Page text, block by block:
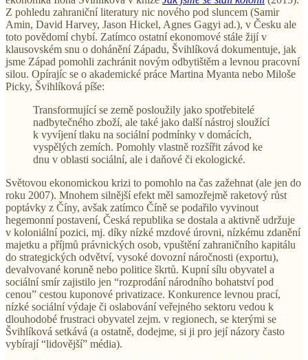
Z pohledu zahraniční literatury nic nového pod sluncem (Samir
Amin, David Harvey, Jason Hickel, Agnes Gagyi ad.), v Česku ale
toto povědomí chybí. Zatímco ostatní ekonomové stále žijí v
klausovském snu o dohánění Západu, Švihlíková dokumentuje, jak
jsme Západ pomohli zachránit novým odbytištěm a levnou pracovní
silou. Opírajíc se o akademické práce Martina Myanta nebo Miloše
Picky, Švihlíková píše:
Transformující se země posloužily jako spotřebitelé
nadbytečného zboží, ale také jako další nástroj sloužící
k vyvíjení tlaku na sociální podmínky v domácích,
vyspělých zemích. Pomohly vlastně rozšířit závod ke
dnu v oblasti sociální, ale i daňové či ekologické.
Světovou ekonomickou krizi to pomohlo na čas zažehnat (ale jen do
roku 2007). Mnohem silnější efekt měl samozřejmě raketový růst
poptávky z Číny, avšak zatímco Číně se podařilo vyvinout
hegemonní postavení, Česká republika se dostala a aktivně udržuje
v koloniální pozici, mj. díky nízké mzdové úrovni, nízkému zdanění
majetku a příjmů právnických osob, vpuštění zahraničního kapitálu
do strategických odvětví, vysoké dovozní náročnosti (exportu),
devalvované koruně nebo politice škrtů. Kupní sílu obyvatel a
sociální smír zajistilo jen “rozprodání národního bohatství pod
cenou” cestou kuponové privatizace. Konkurence levnou prací,
nízké sociální výdaje či oslabování veřejného sektoru vedou k
dlouhodobé frustraci obyvatel zejm. v regionech, se kterými se
Švihlíková setkává (a ostatně, dodejme, si ji pro její názory často
vybírají “lidovější” média).